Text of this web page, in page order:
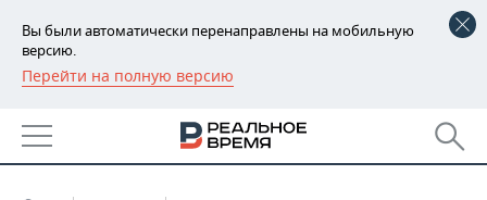
Вы были автоматически перенаправлены на мобильную
версию.
Перейти на полную версию
РЕГИОНЫ
БАШКОРТОСТАН
НОВОСТИ19.04.2023